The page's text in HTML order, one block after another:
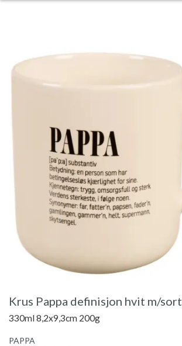
Krus Pappa definisjon hvit m/sort
330ml 8,2x9,3cm 200g
PAPPA